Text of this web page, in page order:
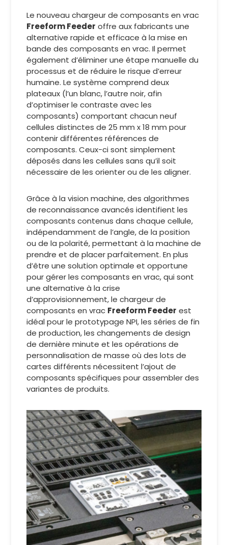
Le nouveau chargeur de composants en vrac
Freeform Feeder offre aux fabricants une
alternative rapide et efficace à la mise en
bande des composants en vrac. Il permet
également d’éliminer une étape manuelle du
processus et de réduire le risque d’erreur
humaine. Le système comprend deux
plateaux (l’un blanc, l’autre noir, afin
d’optimiser le contraste avec les
composants) comportant chacun neuf
cellules distinctes de 25 mm x 18 mm pour
contenir différentes références de
composants. Ceux-ci sont simplement
déposés dans les cellules sans qu’il soit
nécessaire de les orienter ou de les aligner.
Grâce à la vision machine, des algorithmes
de reconnaissance avancés identifient les
composants contenus dans chaque cellule,
indépendamment de l’angle, de la position
ou de la polarité, permettant à la machine de
prendre et de placer parfaitement. En plus
d’être une solution optimale et opportune
pour gérer les composants en vrac, qui sont
une alternative à la crise
d’approvisionnement, le chargeur de
composants en vrac Freeform Feeder est
idéal pour le prototypage NPI, les séries de fin
de production, les changements de design
de dernière minute et les opérations de
personnalisation de masse où des lots de
cartes différents nécessitent l’ajout de
composants spécifiques pour assembler des
variantes de produits.